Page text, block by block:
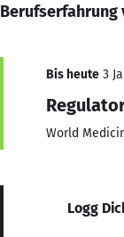
Berufserfahrung
Bis heute 3
World
Logg